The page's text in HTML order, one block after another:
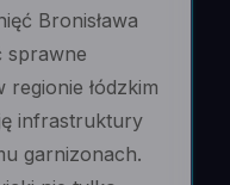
Bronisława
sprawne
łódzkim
infrastruktury
garnizonach.